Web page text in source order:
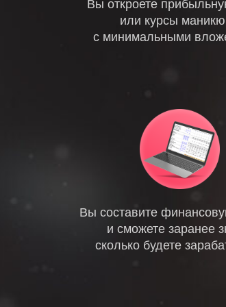
Вы откроете
или курсы
с минимальными
Вы составите
и сможете заранее
сколько будете